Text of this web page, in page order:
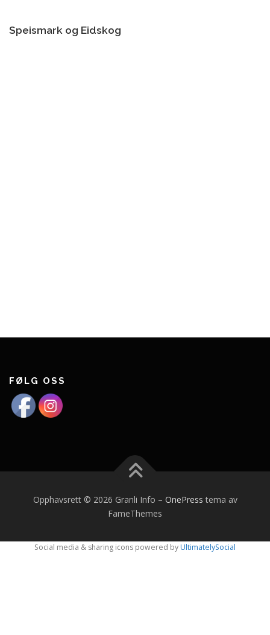
Speismark og Eidskog
FØLG OSS
Opphavsrett © 2026 Granli Info – OnePress tema av
FameThemes
Social media & sharing icons powered byUltimatelySocial